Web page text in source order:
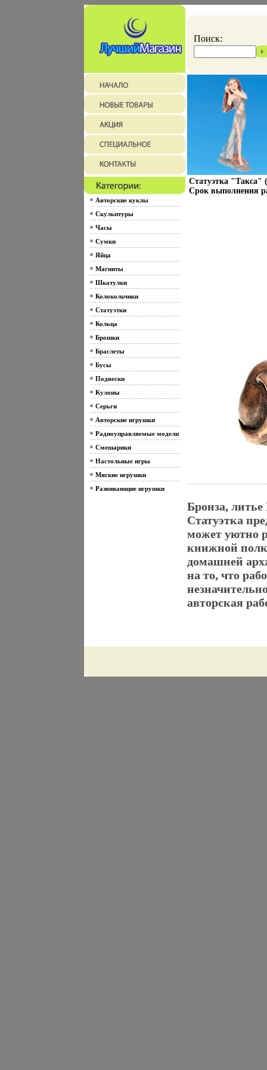
Поиск:
Авторские куклы
Скульптуры
Часы
Сумки
Яйца
Магниты
Шкатулки
Колокольчики
Статуэтки
Кольца
Брошки
Браслеты
Бусы
Подвески
Кулоны
Серьги
Авторские игрушки
Радиоуправляемые модели
Смешарики
Настольные игры
Мягкие игрушки
Развивающие игрушки
Статуэтка "Такса"
Срок выполнения
Бронза, литье
Статуэтка
может уютно
книжной
домашней
на то, что
авторская